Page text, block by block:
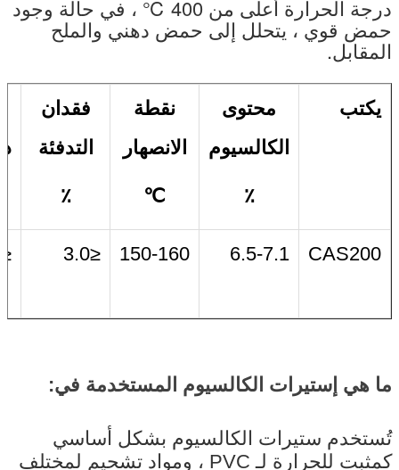
درجة الحرارة أعلى من 400 ℃ ، في حالة وجود
حمض قوي ، يتحلل إلى حمض دهني والملح
المقابل.
يكتب
محتوى
الكالسيوم
٪
نقطة
الانصهار
℃
فقدان
التدفئة
٪
CAS200
6.5-7.1
150-160
≤3.0
≤0.5
ما هي إستيرات الكالسيوم المستخدمة في:
تُستخدم ستيرات الكالسيوم بشكل أساسي
كمثبت للحرارة لـ PVC ، ومواد تشحيم لمختلف